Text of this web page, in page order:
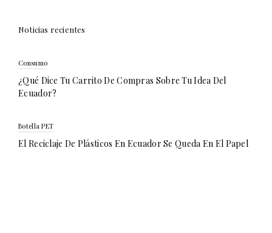
Noticias recientes
Consumo
¿Qué Dice Tu Carrito De Compras Sobre Tu Idea Del
Ecuador?
Botella PET
El Reciclaje De Plásticos En Ecuador Se Queda En El Papel